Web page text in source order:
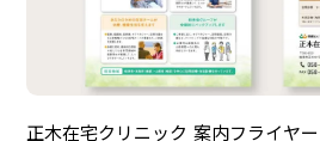
正木在宅クリニック 案内フライヤー